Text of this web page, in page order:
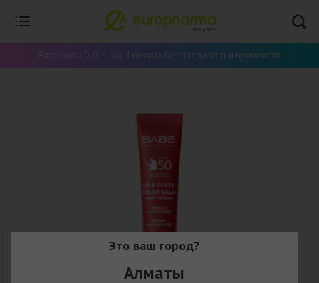
Рассрочка 0-0-4 - на 4 месяца без предоплат и процентов
Это ваш город?
Алматы